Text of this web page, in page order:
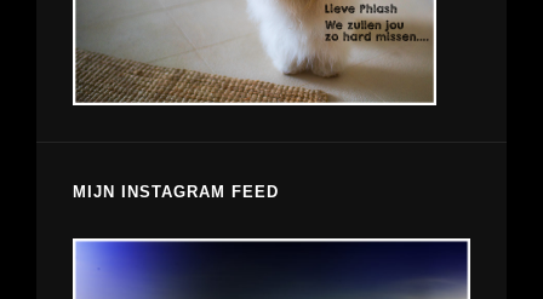
MIJN INSTAGRAM FEED